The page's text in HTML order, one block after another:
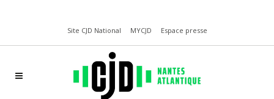
Site CJD National MYCJD Espace presse